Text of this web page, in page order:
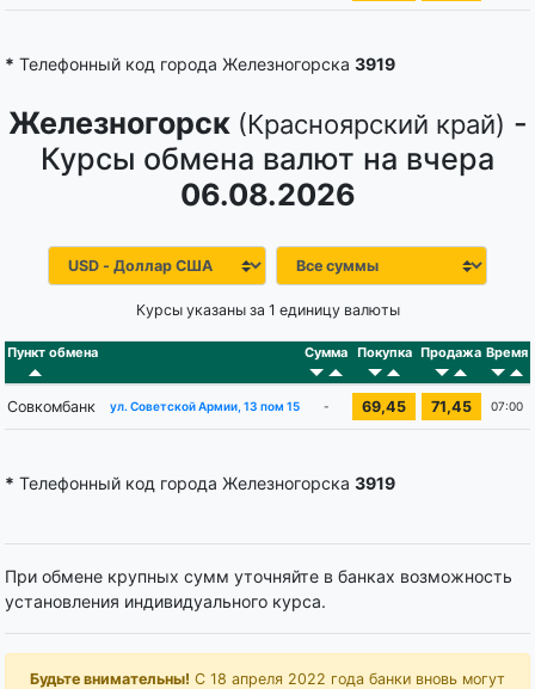
* Телефонный код города Железногорска 3919
Железногорск (Красноярский край) -
Курсы обмена валют на вчера
06.08.2026
Курсы указаны за 1 единицу валюты
Пункт обмена Сумма Покупка Продажа Время
Совкомбанк ул. Советской Армии, 13 пом 15 - 69,45 71,45 07:00
* Телефонный код города Железногорска 3919
При обмене крупных сумм уточняйте в банках возможность
установления индивидуального курса.
Будьте внимательны! С 18 апреля 2022 года банки вновь могут